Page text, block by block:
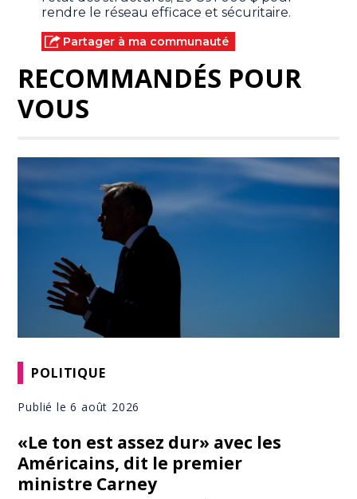
rendre le réseau efficace et sécuritaire.
Partager à ma communauté
RECOMMANDÉS POUR
VOUS
POLITIQUE
Publié le 6 août 2026
«Le ton est assez dur» avec les
Américains, dit le premier
ministre Carney